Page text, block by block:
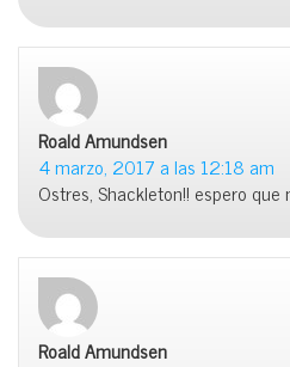
Roald Amundsen
4 marzo, 2017 a las 12:18 am
Ostres, Shackleton!! espero que
Roald Amundsen